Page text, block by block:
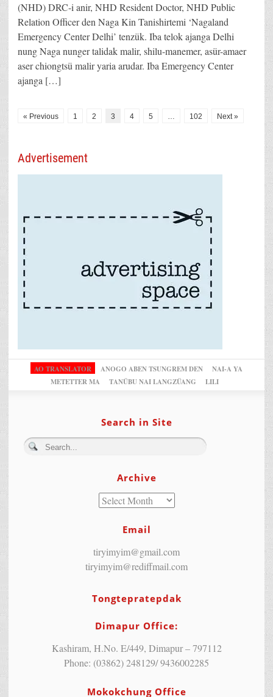
(NHD) DRC-i anir, NHD Resident Doctor, NHD Public
Relation Officer den Naga Kin Tanishirtemi ‘Nagaland
Emergency Center Delhi’ tenzük. Iba telok ajanga Delhi
nung Naga nunger talidak malir, shilu-manemer, asür-amaer
aser chiongtsü malir yaria arudar. Iba Emergency Center
ajanga […]
« Previous 1 2 3 4 5 … 102 Next »
Advertisement
AO TRANSLATOR ANOGO ABEN TSUNGREM DEN
NAI-A YA
METETTER MA
TANÜBU NAI LANGZÜANG LILI
Search in Site
Archive
Email
tiryimyim@gmail.com
tiryimyim@rediffmail.com
Tongtepratepdak
Dimapur Office:
Kashiram, H.No. E/449, Dimapur – 797112
Phone: (03862) 248129/ 9436002285
Mokokchung Office